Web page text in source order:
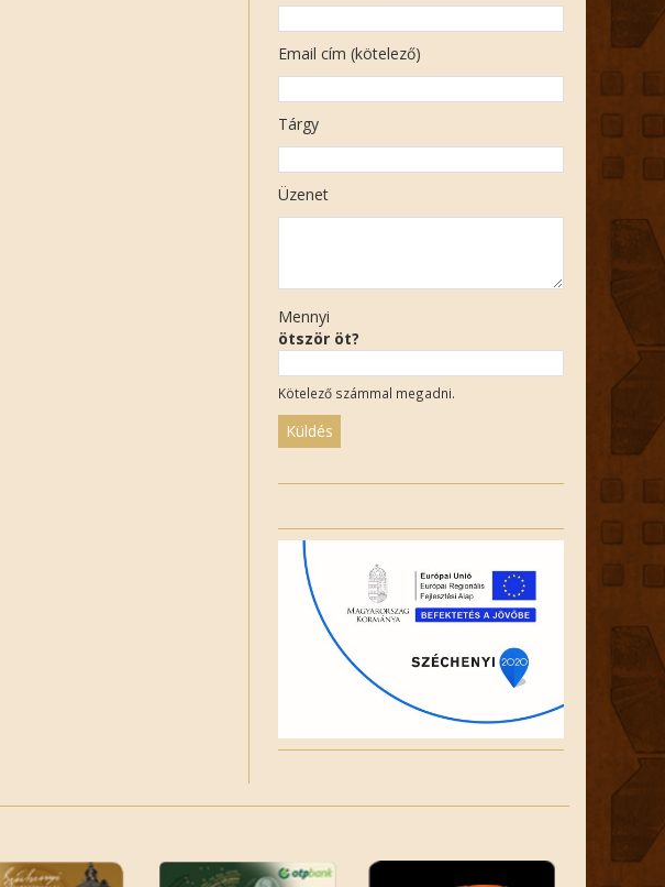
Email cím (kötelező)
Tárgy
Üzenet
Mennyi
ötször öt?
Kötelező számmal megadni.
field
empty.